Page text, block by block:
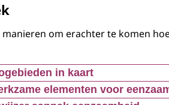
manieren om erachter te komen
in kaart
elementen voor